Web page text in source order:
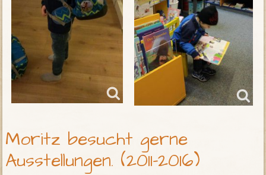
Moritz besucht gerne
Ausstellungen. (2011-2016)